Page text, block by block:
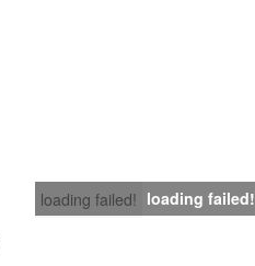
loading failed! loading failed!